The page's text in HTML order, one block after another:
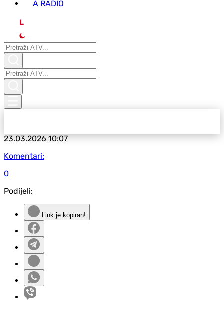
A RADIO
L
23.03.202610:07
Komentari:
0
Podijeli:
Link je kopiran!